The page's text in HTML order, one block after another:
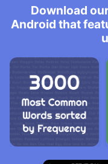
Download
Android that